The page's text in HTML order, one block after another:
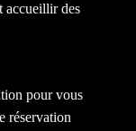
accueillir des
pour vous
réservation